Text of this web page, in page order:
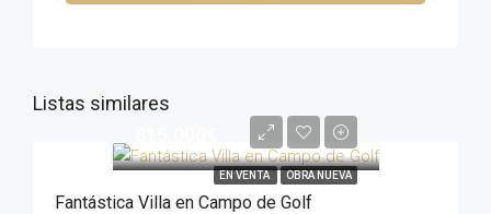
Listas similares
EN VENTA OBRA NUEVA
Fantástica Villa en Campo de Golf